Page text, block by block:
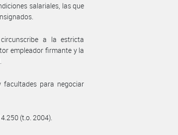
salariales, las que
a la estricta
empleador firmante y la
facultades para negociar
(t.o. 2004).